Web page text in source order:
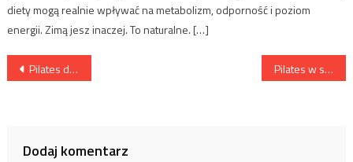
diety mogą realnie wpływać na metabolizm, odporność i poziom
energii. Zimą jesz inaczej. To naturalne. […]
Nawigacja
Pilates dla mężczyzn – rosnący trend, który rewolucjonizuje męskie treningi Pilates w sportach drużynowych – jaki ma wpływ na stabilność i koordynację?
Dodaj komentarz